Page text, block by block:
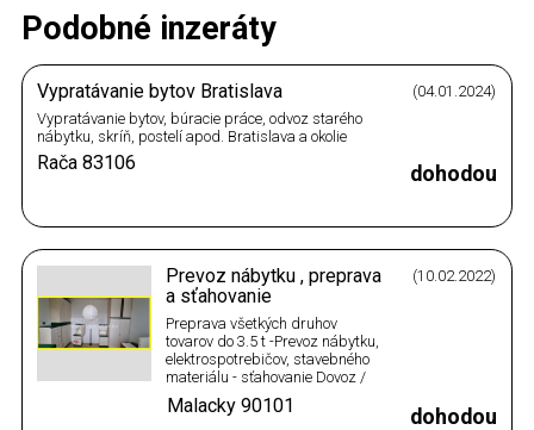
Podobné inzeráty
Vypratávanie bytov Bratislava
(04.01.2024)
Vypratávanie bytov, búracie práce, odvoz starého
nábytku, skríň, postelí apod. Bratislava a okolie
dohodou
Rača83106
Prevoz nábytku , preprava
a sťahovanie
(10.02.2022)
Preprava všetkých druhov
tovarov do 3.5 t -Prevoz nábytku,
elektrospotrebičov, stavebného
materiálu - sťahovanie Dovoz /
odvoz nábytku, stavebnej sute,
stavebného materiálu.
dohodou
Malacky 90101